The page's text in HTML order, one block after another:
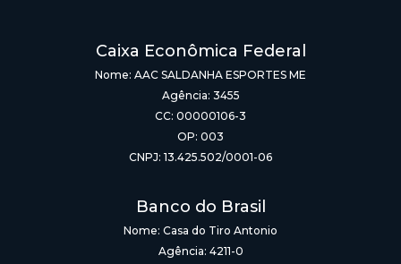
Caixa Econômica Federal
Nome: AAC SALDANHA ESPORTES ME
Agência: 3455
CC: 00000106-3
OP: 003
CNPJ: 13.425.502/0001-06
Banco do Brasil
Nome: Casa do Tiro Antonio
Agência: 4211-0